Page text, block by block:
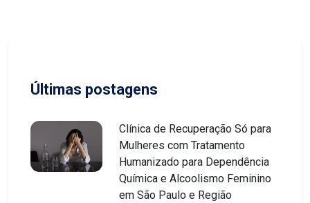
Últimas postagens
Clínica de Recuperação Só para
Mulheres com Tratamento
Humanizado para Dependência
Química e Alcoolismo Feminino
em São Paulo e Região